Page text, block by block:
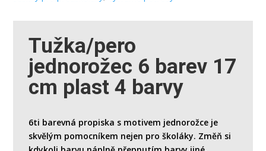
Tužka/pero
jednorožec 6 barev 17
cm plast 4 barvy
6ti barevná propiska s motivem jednorožce je
skvělým pomocníkem nejen pro školáky. Změň si